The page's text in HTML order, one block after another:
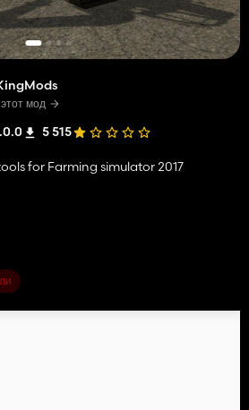
мод
5 515
for Farming simulator 2017